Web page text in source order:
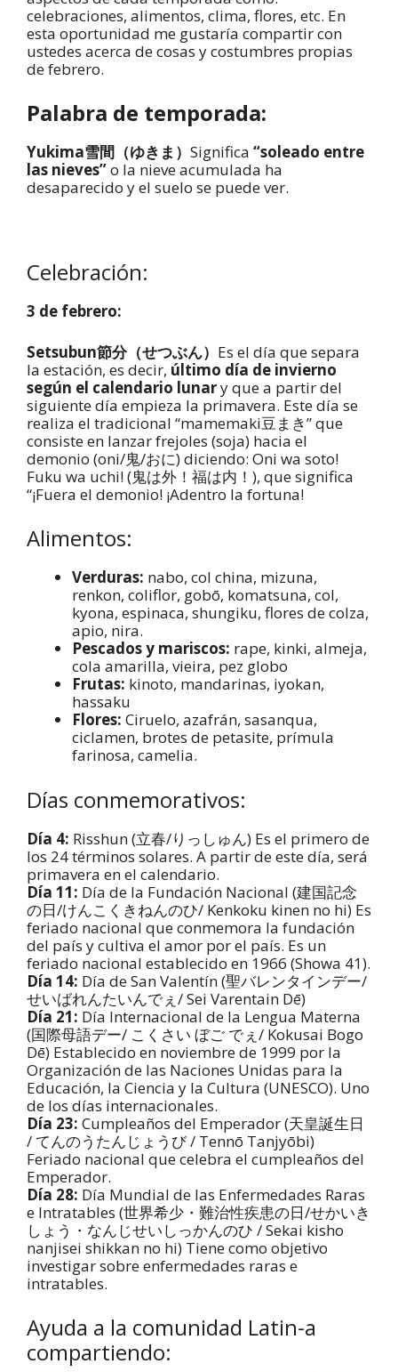
celebraciones, alimentos, clima, flores, etc. En
esta oportunidad me gustaría compartir con
ustedes acerca de cosas y costumbres propias
de febrero.
Palabra de temporada:
Yukima雪間（ゆきま） Significa “soleado entre
las nieves”o la nieve acumulada ha
desaparecido y el suelo se puede ver.
Celebración:
3 de febrero:
Setsubun節分（せつぶん） Es el día que separa
la estación, es decir, último día de invierno
según el calendario lunary que a partir del
siguiente día empieza la primavera. Este día se
realiza el tradicional “mamemaki豆まき” que
consiste en lanzar frejoles (soja) hacia el
demonio (oni/鬼/おに) diciendo: Oni wa soto!
Fuku wa uchi! (鬼は外！福は内！), que significa
“¡Fuera el demonio! ¡Adentro la fortuna!
Alimentos:
Verduras: nabo, col china, mizuna,
renkon, coliflor, gobō, komatsuna, col,
kyona, espinaca, shungiku, flores de colza,
apio, nira.
Pescados y mariscos: rape, kinki, almeja,
cola amarilla, vieira, pez globo
Frutas: kinoto, mandarinas, iyokan,
hassaku
Flores: Ciruelo, azafrán, sasanqua,
ciclamen, brotes de petasite, prímula
farinosa, camelia.
Días conmemorativos:
Día 4: Risshun (立春/りっしゅん) Es el primero de
los 24 términos solares. A partir de este día, será
primavera en el calendario.
Día 11: Día de la Fundación Nacional (建国記念
の日/けんこくきねんのひ/ Kenkoku kinen no hi) Es
feriado nacional que conmemora la fundación
del país y cultiva el amor por el país. Es un
feriado nacional establecido en 1966 (Showa 41).
Día 14: Día de San Valentín (聖バレンタインデー/
せいばれんたいんでぇ/ Sei Varentain Dē)
Día 21: Día Internacional de la Lengua Materna
(国際母語デー/ こくさい ぼご でぇ/ Kokusai Bogo
Dē) Establecido en noviembre de 1999 por la
Organización de las Naciones Unidas para la
Educación, la Ciencia y la Cultura (UNESCO). Uno
de los días internacionales.
Día 23: Cumpleaños del Emperador (天皇誕生日
/ てんのうたんじょうび / Tennō Tanjyōbi)
Feriado nacional que celebra el cumpleaños del
Emperador.
Día 28: Día Mundial de las Enfermedades Raras
e Intratables (世界希少・難治性疾患の日/せかいき
しょう・なんじせいしっかんのひ / Sekai kisho
nanjisei shikkan no hi) Tiene como objetivo
investigar sobre enfermedades raras e
intratables.
Ayuda a la comunidad Latin-a
compartiendo: